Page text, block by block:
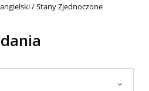
angielski / Stany Zjednoczone